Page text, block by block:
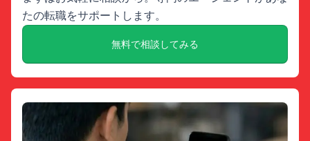
たの転職をサポートします。
無料で相談してみる